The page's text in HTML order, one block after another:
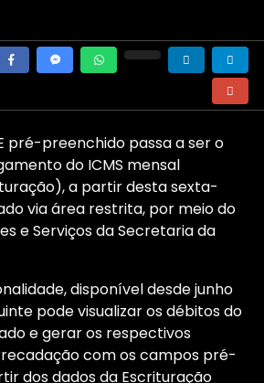
pré-preenchido passa a ser o
do ICMS mensal
a partir desta sexta-
via área restrita, por meio do
e Serviços da Secretaria da
disponível desde junho
pode visualizar os débitos do
e gerar os respectivos
com os campos pré-
dos dados da Escrituração